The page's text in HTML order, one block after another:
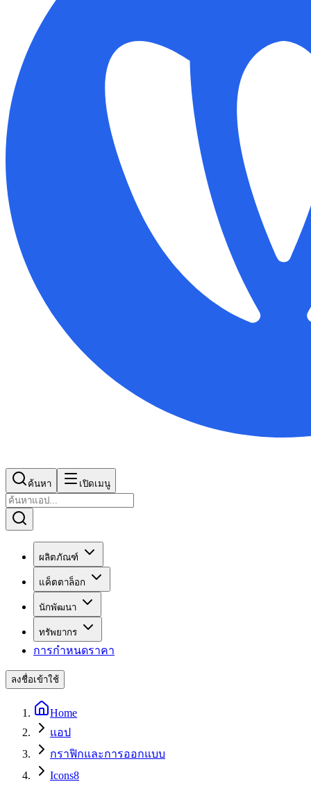
ค้นหา เปิดเมนู
ผลิตภัณฑ์
แค็ตตาล็อก
นักพัฒนา
ทรัพยากร
การกำหนดราคา
ลงชื่อเข้าใช้
Home
แอป
กราฟิกและการออกแบบ
Icons8